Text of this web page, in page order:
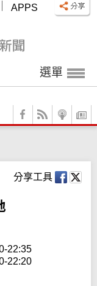
APPS
選單
分享工具
22:35
22:20